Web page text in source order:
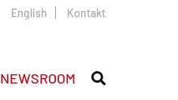
English Kontakt
NEWSROOM